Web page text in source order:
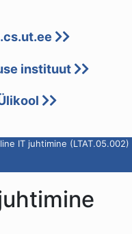
instituut
IT juhtimine (LTAT.05.002)